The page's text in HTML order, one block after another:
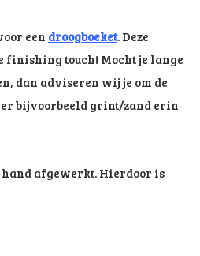
een droogboeket. Deze
finishing touch! Mocht je lange
dan adviseren wij je om de
bijvoorbeeld grint/zand erin
hand afgewerkt. Hierdoor is